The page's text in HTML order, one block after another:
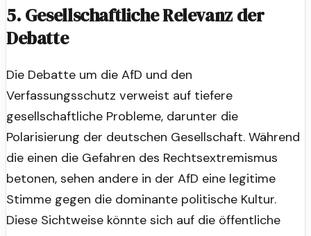
5. Gesellschaftliche Relevanz der
Debatte
Die Debatte um die AfD und den
Verfassungsschutz verweist auf tiefere
gesellschaftliche Probleme, darunter die
Polarisierung der deutschen Gesellschaft. Während
die einen die Gefahren des Rechtsextremismus
betonen, sehen andere in der AfD eine legitime
Stimme gegen die dominante politische Kultur.
Diese Sichtweise könnte sich auf die öffentliche